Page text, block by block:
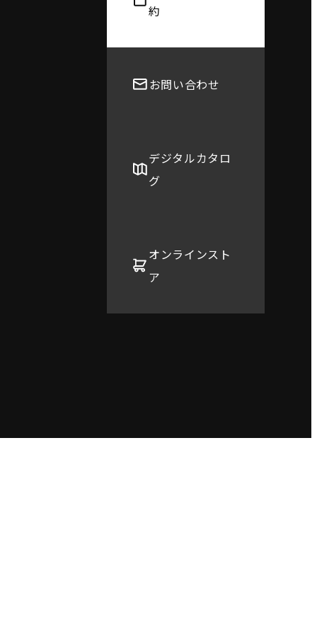
約
お問い合わせ
デジタルカタロ
グ
オンラインスト
ア